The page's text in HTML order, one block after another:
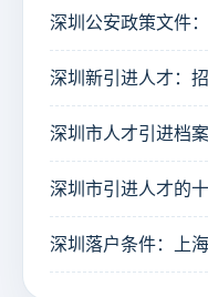
深圳公安政策文件
深圳新引进人才：
深圳市人才引进档
深圳市引进人才的
深圳落户条件：上